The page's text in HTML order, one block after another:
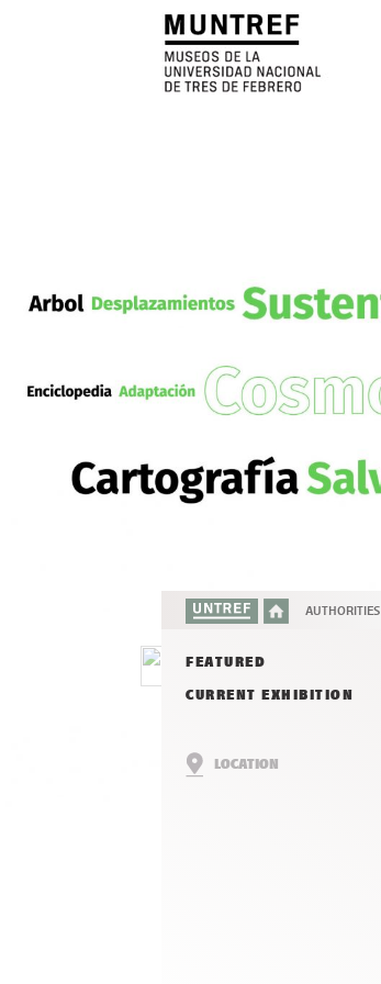
AUTHORITIES
FEATURED
CURRENT EXHIBITION
LOCATION